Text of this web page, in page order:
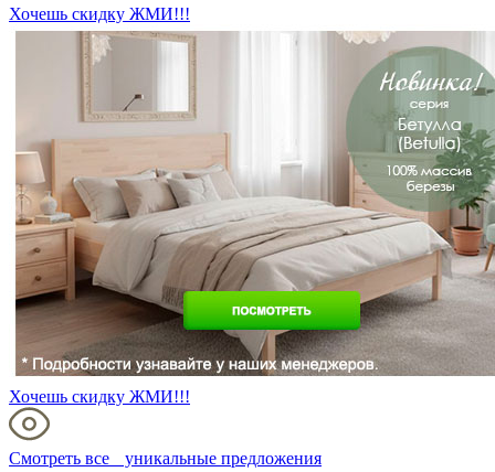
Хочешь скидку ЖМИ!!!
Хочешь скидку ЖМИ!!!
Смотреть все уникальные предложения